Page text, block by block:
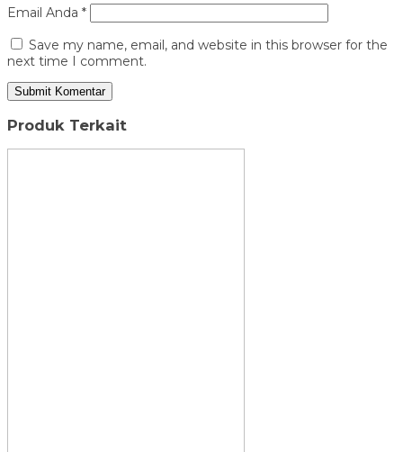
Email Anda *
Save my name, email, and website in this browser for the
next time I comment.
Produk Terkait